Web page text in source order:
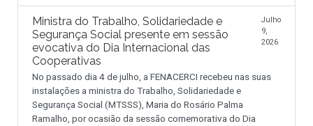
Ministra do Trabalho, Solidariedade e
Segurança Social presente em sessão
evocativa do Dia Internacional das
Cooperativas
Julho
9,
2026
No passado dia 4 de julho, a FENACERCI recebeu nas suas
instalações a ministra do Trabalho, Solidariedade e
Segurança Social (MTSSS), Maria do Rosário Palma
Ramalho, por ocasião da sessão comemorativa do Dia